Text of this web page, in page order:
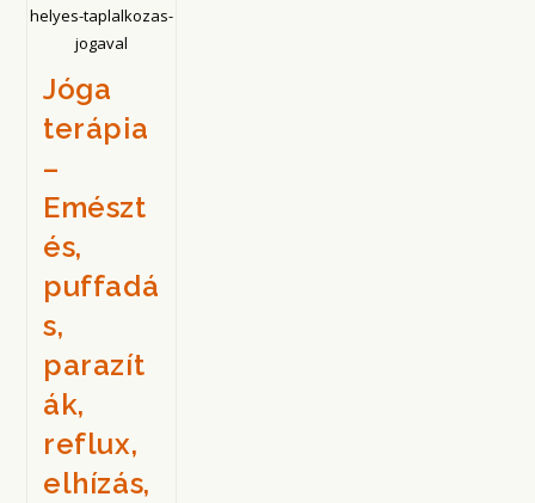
helyes-taplalkozas-
jogaval
Jóga
terápia
–
Emészt
és,
puffadá
s,
parazít
ák,
reflux,
elhízás,